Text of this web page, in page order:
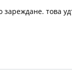
зареждане. това